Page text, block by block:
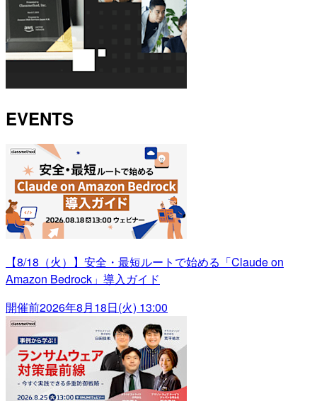
EVENTS
【8/18（火）】安全・最短ルートで始める「Claude on
Amazon Bedrock」導入ガイド
開催前2026年8月18日(火) 13:00